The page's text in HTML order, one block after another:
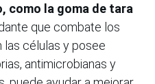
como la goma de tara
que combate los
las células y posee
antimicrobianas y